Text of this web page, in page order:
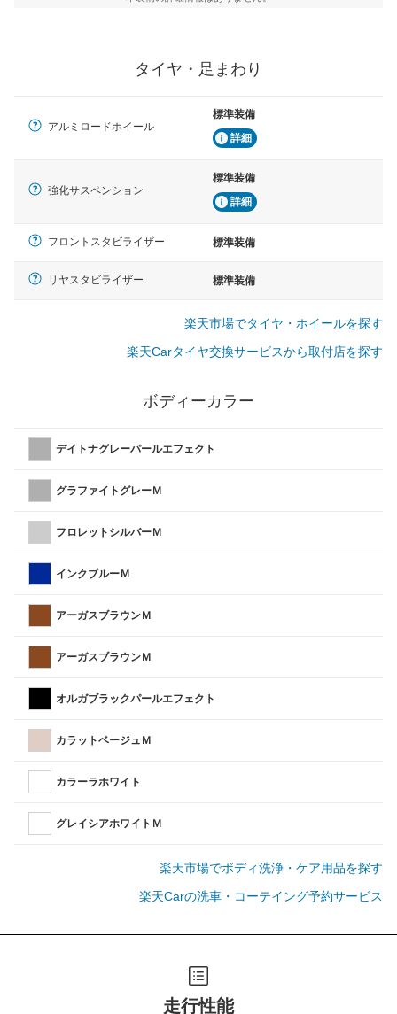
タイヤ・足まわり
アルミロードホイール
標準装備
詳細
強化サスペンション
標準装備
詳細
フロントスタビライザー 標準装備
リヤスタビライザー 標準装備
楽天市場でタイヤ・ホイールを探す
楽天Carタイヤ交換サービスから取付店を探す
ボディーカラー
デイトナグレーパールエフェクト
グラファイトグレーＭ
フロレットシルバーＭ
インクブルーＭ
アーガスブラウンＭ
アーガスブラウンＭ
オルガブラックパールエフェクト
カラットベージュＭ
カラーラホワイト
グレイシアホワイトＭ
楽天市場でボディ洗浄・ケア用品を探す
楽天Carの洗車・コーテイング予約サービス
走行性能